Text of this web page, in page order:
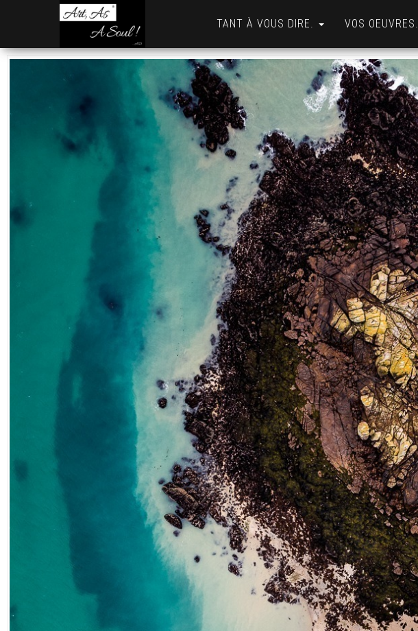
A
Soul
! …
AD
TANT À VOUS DIRE. VOS OEUVRES.